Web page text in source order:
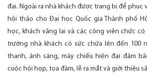
đại. Ngoài ra nhà khách được trang bị để phục
hội thảo cho Đại học Quốc gia Thành phố
học, khách vãng lai và các công viên chức
trường nhà khách có sức chứa lên đến 100
thanh, ánh sáng, máy chiếu hiện đại đảm
cuộc hội họp, tọa đàm, lễ ra mắt và giới thiệu